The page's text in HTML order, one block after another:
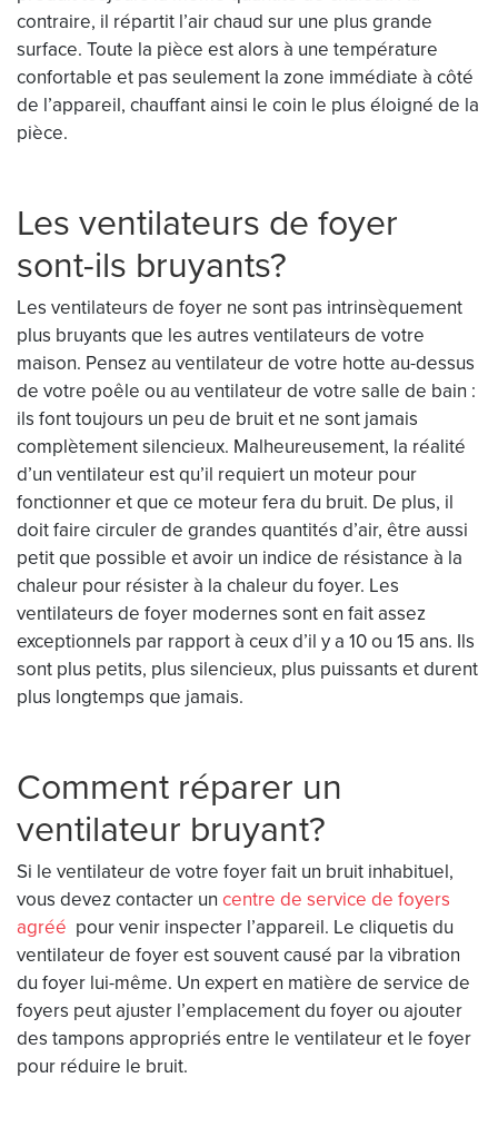
contraire, il répartit l’air chaud sur une plus grande
surface. Toute la pièce est alors à une température
confortable et pas seulement la zone immédiate à côté
de l’appareil, chauffant ainsi le coin le plus éloigné de la
pièce.
Les ventilateurs de foyer
sont-ils bruyants?
Les ventilateurs de foyer ne sont pas intrinsèquement
plus bruyants que les autres ventilateurs de votre
maison. Pensez au ventilateur de votre hotte au-dessus
de votre poêle ou au ventilateur de votre salle de bain :
ils font toujours un peu de bruit et ne sont jamais
complètement silencieux. Malheureusement, la réalité
d’un ventilateur est qu’il requiert un moteur pour
fonctionner et que ce moteur fera du bruit. De plus, il
doit faire circuler de grandes quantités d’air, être aussi
petit que possible et avoir un indice de résistance à la
chaleur pour résister à la chaleur du foyer. Les
ventilateurs de foyer modernes sont en fait assez
exceptionnels par rapport à ceux d’il y a 10 ou 15 ans. Ils
sont plus petits, plus silencieux, plus puissants et durent
plus longtemps que jamais.
Comment réparer un
ventilateur bruyant?
Si le ventilateur de votre foyer fait un bruit inhabituel,
vous devez contacter un centre de service de foyers
agréé pour venir inspecter l’appareil. Le cliquetis du
ventilateur de foyer est souvent causé par la vibration
du foyer lui-même. Un expert en matière de service de
foyers peut ajuster l’emplacement du foyer ou ajouter
des tampons appropriés entre le ventilateur et le foyer
pour réduire le bruit.